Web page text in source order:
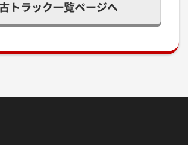
トラック一覧ページへ